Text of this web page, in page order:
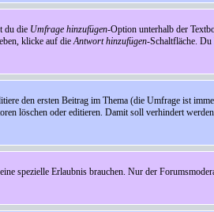
du die Umfrage hinzufügen-Option unterhalb der
klicke auf dieAntwort hinzufügen-Schaltfläche.
den ersten Beitrag im Thema (die Umfrage ist
löschen oder editieren. Damit soll verhindert
spezielle Erlaubnis brauchen. Nur der